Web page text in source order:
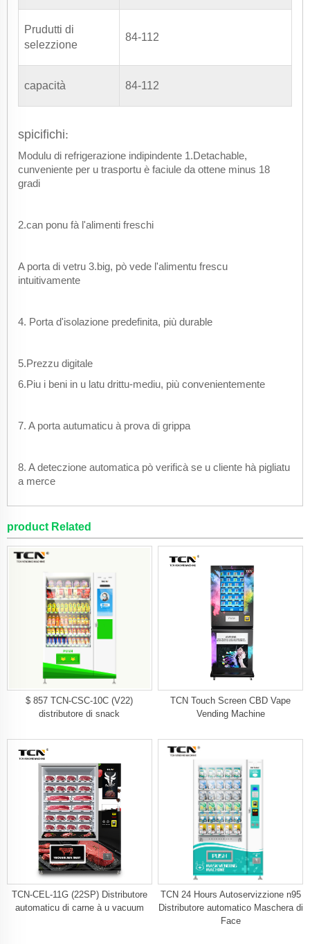
Prudutti di
selezzione
84-112
capacità 84-112
spicifichi:
Modulu di refrigerazione indipindente 1.Detachable,
cunveniente per u trasportu è faciule da ottene minus 18
gradi
2.can ponu fà l'alimenti freschi
A porta di vetru 3.big, pò vede l'alimentu frescu
intuitivamente
4. Porta d'isolazione predefinita, più durable
5.Prezzu digitale
6.Piu i beni in u latu drittu-mediu, più convenientemente
7. A porta autumaticu à prova di grippa
8. A deteczione automatica pò verificà se u cliente hà pigliatu
a merce
product Related
$ 857 TCN-CSC-10C (V22)
distributore di snack
TCN Touch Screen CBD Vape
Vending Machine
TCN-CEL-11G (22SP) Distributore
automaticu di carne à u vacuum
TCN 24 Hours Autoservizzione n95
Distributore automatico Maschera di
Face